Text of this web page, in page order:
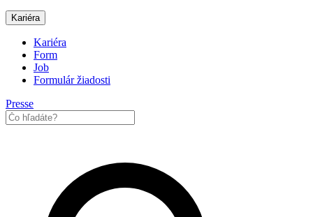
Kariéra
Kariéra
Form
Job
Formulár žiadosti
Presse